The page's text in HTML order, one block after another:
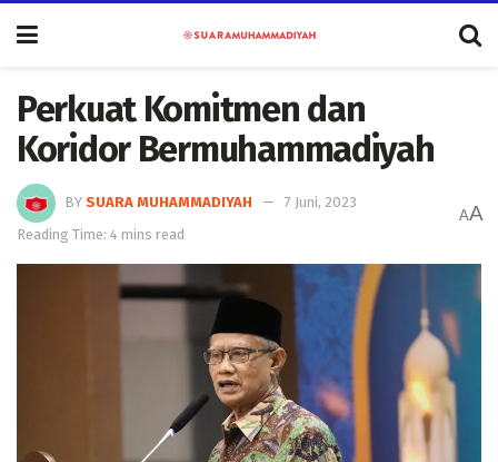
Perkuat Komitmen dan
Koridor Bermuhammadiyah
BY SUARA MUHAMMADIYAH
7 Juni, 2023
Reading Time: 4 mins read
AA